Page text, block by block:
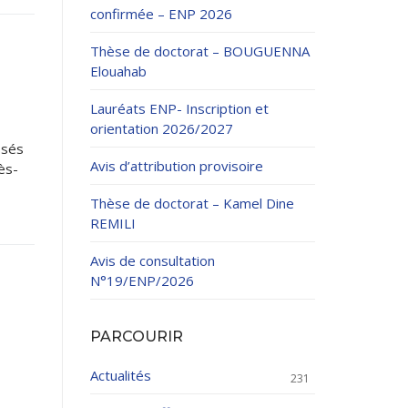
Continue
des Relations
et
confirmée – ENP 2026
Thèse de doctorat – BOUGUENNA
Elouahab
Lauréats ENP- Inscription et
orientation 2026/2027
Avis d’attribution provisoire
Thèse de doctorat – Kamel Dine
REMILI
Avis de consultation
N°19/ENP/2026
PARCOURIR
Actualités 231